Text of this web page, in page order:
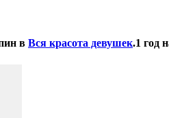
в Вся красота девушек.1 год